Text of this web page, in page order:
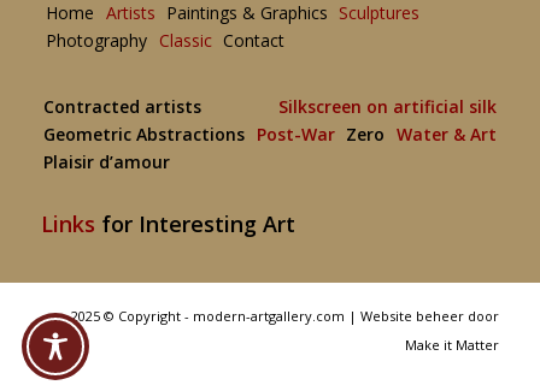
Home Artists Paintings & Graphics Sculptures
Photography Classic Contact
Contracted artists
Silkscreen on artificial silk
Geometric Abstractions
Post-War Zero Water & Art
Plaisir d’amour
Links for Interesting Art
2025 © Copyright - modern-artgallery.com |Website beheer door
Make it Matter